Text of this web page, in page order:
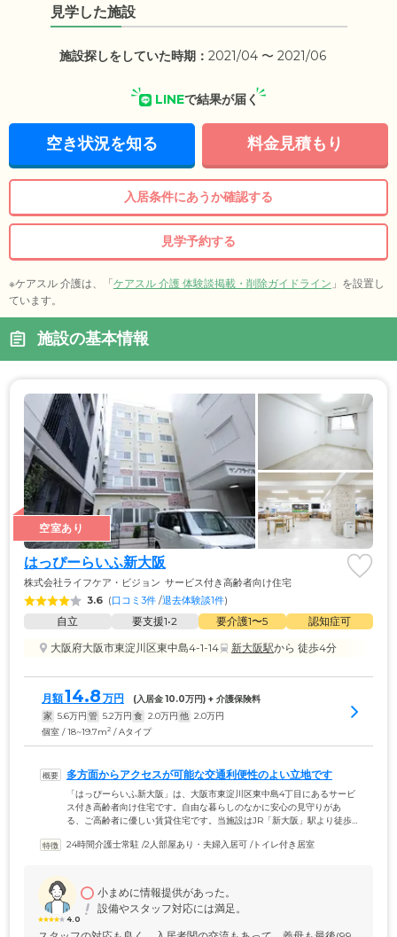
見学した施設
施設探しをしていた時期： 2021/04 〜 2021/06
LINEで結果が届く
空き状況を知る 料金見積もり
入居条件にあうか確認する
見学予約する
※ケアスル 介護は、「ケアスル 介護 体験談掲載・削除ガイドライン 」を設置し
ています。
施設の基本情報
空室あり
はっぴーらいふ新大阪
株式会社ライフケア・ビジョン サービス付き高齢者向け住宅
3.6 (口コミ3件 /退去体験談1件)
自立 要支援1•2 要介護1〜5
認知症可
大阪府大阪市東淀川区東中島4-1-14
新大阪駅から 徒歩4分
月額14.8 万円 (入居金 10.0万円) + 介護保険料
家 5.6万円 管 5.2万円 食 2.0万円 他 2.0万円
個室 / 18~19.7m2 / Aタイプ
多方面からアクセスが可能な交通利便性のよい立地です
「はっぴーらいふ新大阪」は、大阪市東淀川区東中島4丁目にあるサービ
ス付き高齢者向け住宅です。自由な暮らしのなかに安心の見守りがあ
る、ご高齢者に優しい賃貸住宅です。当施設はJR「新大阪」駅より徒歩5
ます。多方面からのアクセスが可能で、ご家族様やご友人様のご来訪に
をご提供いたしますので安心してお任せください。居室は全41部屋。す
べてトイレや洗面台を備えた個室です。
24時間介護士常駐 /2人部屋あり・夫婦入居可 /トイレ付き居室
4.0
小まめに情報提供があった。
設備やスタッフ対応には満足。